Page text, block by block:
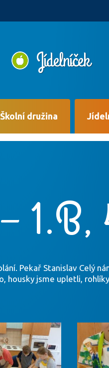
Jídelníček
Školní družina
–
Pekař Stanislav Celý
jsme upletli,